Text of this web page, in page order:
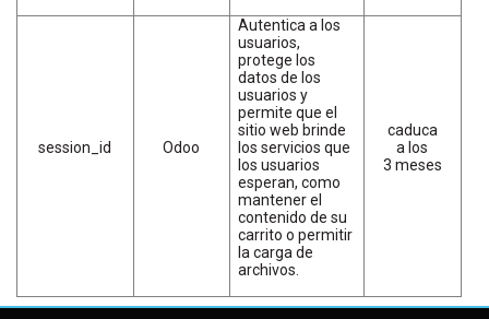
session_id Odoo
Autentica a los
usuarios,
protege los
datos de los
usuarios y
permite que el
sitio web brinde
los servicios que
los usuarios
esperan, como
mantener el
contenido de su
carrito o permitir
la carga de
archivos.
caduca
a los
3 meses